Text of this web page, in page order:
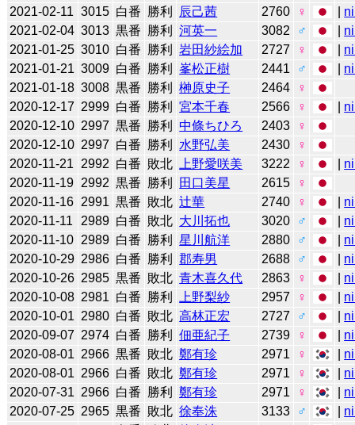
2021-02-11 3015 白番 勝利 辰己茜 2760 ♀
2021-02-04 3013 黒番 勝利 河英一 3082 ♂
2021-01-25 3010 白番 勝利 岩田紗絵加 2727 ♀
2021-01-21 3009 白番 勝利 峯松正樹 2441 ♂
2021-01-18 3008 黒番 勝利 榊原史子 2464
♀
2020-12-17 2999 白番 勝利 宮本千春 2566 ♀
2020-12-10 2997 黒番 勝利 中條ちひろ 2403
♀
2020-12-10 2997 白番 勝利 水野弘美 2430
♀
2020-11-21
2992 白番 敗北 上野愛咲美 3222 ♀
2020-11-19 2992 黒番 勝利 田口美星 2615
♀
2020-11-16 2991 黒番 敗北 辻華 2740 ♀
2020-11-11
2989 白番 敗北 大川拓也 3020 ♂
2020-11-10 2989 白番 勝利 星川航洋 2880 ♂
2020-10-29 2986 白番 勝利 郡寿男 2688 ♂
2020-10-26 2985 黒番 敗北 青木喜久代 2863 ♀
2020-10-08 2981 白番 勝利 上野梨紗 2957 ♀
2020-10-01 2980 白番 敗北 高林正宏 2727 ♂
2020-09-07 2974 白番 勝利 佃亜紀子 2739 ♀
2020-08-01 2966 黒番 敗北 鄭有珍 2971 ♀
2020-08-01 2966 白番 敗北 鄭有珍 2971 ♀
2020-07-31 2966 白番 勝利 鄭有珍 2971 ♀
2020-07-25 2965 黒番 敗北 徐奉洙 3133 ♂